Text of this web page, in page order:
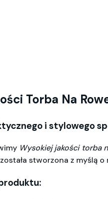
Torba Na
i stylowego
Wysokiej jakości torba
stworzona z myślą